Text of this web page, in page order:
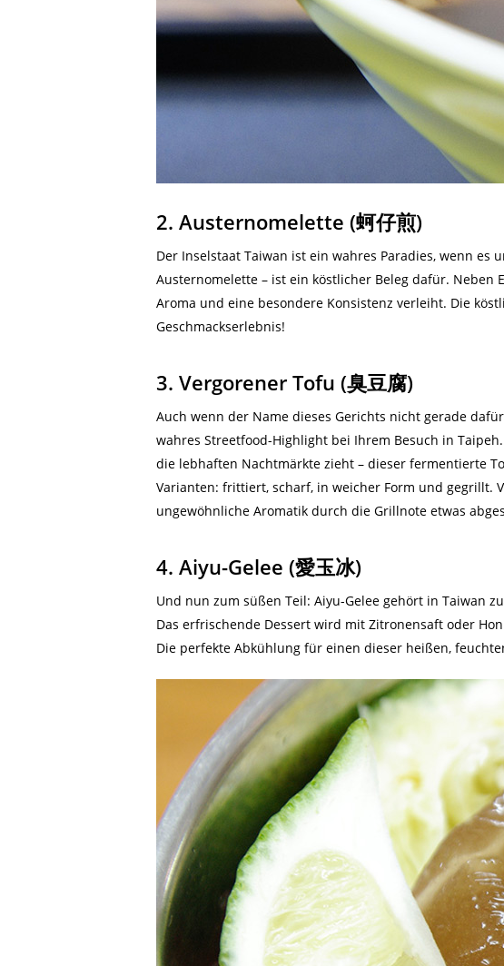
2. Austernomelette (蚵仔煎)
Der Inselstaat Taiwan ist ein wahres Paradies, wenn
Austernomelette – ist ein köstlicher Beleg dafür.
Aroma und eine besondere Konsistenz verleiht. Die
Geschmackserlebnis!
3. Vergorener Tofu (臭豆腐)
Auch wenn der Name dieses Gerichts nicht gerade
wahres Streetfood-Highlight bei Ihrem Besuch in
die lebhaften Nachtmärkte zieht – dieser fermentierte
Varianten: frittiert, scharf, in weicher Form und gegrillt.
ungewöhnliche Aromatik durch die Grillnote etwas
4. Aiyu-Gelee (愛玉冰)
Und nun zum süßen Teil: Aiyu-Gelee gehört in Taiwan
Das erfrischende Dessert wird mit Zitronensaft oder
Die perfekte Abkühlung für einen dieser heißen,